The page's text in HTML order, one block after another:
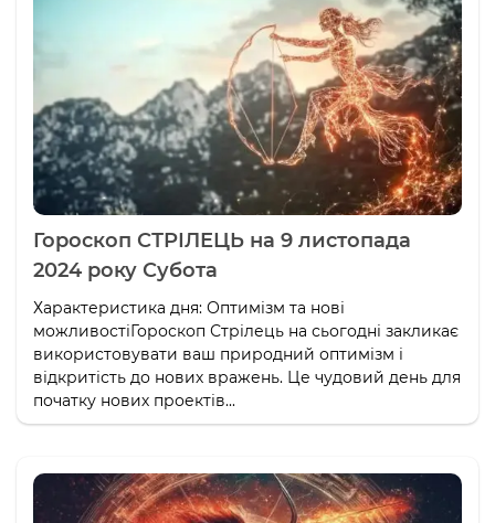
Гороскоп СТРІЛЕЦЬ на 9 листопада
2024 року Субота
Характеристика дня: Оптимізм та нові
можливостіГороскоп Стрілець на сьогодні закликає
використовувати ваш природний оптимізм і
відкритість до нових вражень. Це чудовий день для
початку нових проектів...